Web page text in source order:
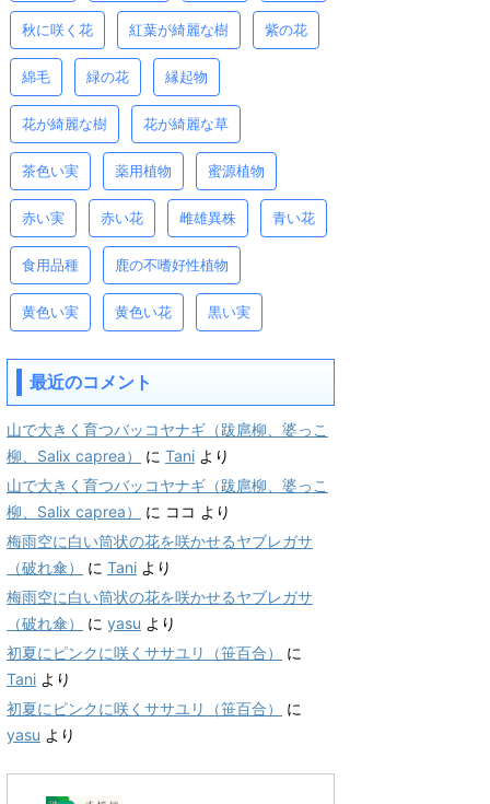
秋に咲く花 紅葉が綺麗な樹 紫の花
綿毛 緑の花 縁起物
花が綺麗な樹 花が綺麗な草
茶色い実 薬用植物 蜜源植物
赤い実 赤い花 雌雄異株 青い花
食用品種 鹿の不嗜好性植物
黄色い実 黄色い花 黒い実
最近のコメント
山で大きく育つバッコヤナギ（跋扈柳、婆っこ
柳、Salix caprea）
に Tani より
山で大きく育つバッコヤナギ（跋扈柳、婆っこ
柳、Salix caprea）
に ココ より
梅雨空に白い筒状の花を咲かせるヤブレガサ
（破れ傘）
に Tani より
梅雨空に白い筒状の花を咲かせるヤブレガサ
（破れ傘）
に yasu より
初夏にピンクに咲くササユリ（笹百合）
に
Tani より
初夏にピンクに咲くササユリ（笹百合）
に
yasu より